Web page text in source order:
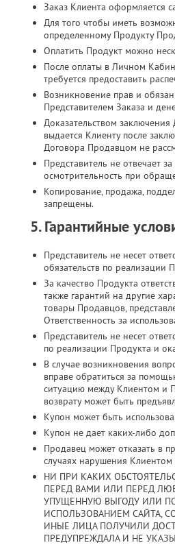
Заказ Клиента оформляется
Для того чтобы иметь
определенному Продукту
Оплатить Продукт можно
После оплаты в Личном
требуется предоставить
Возникновение прав и
Представителем Заказа и
Доказательством
выдается Клиенту после
Договора Продавцом не
Представитель не отвечает
осмотрительность при
Копирование, продажа,
запрещены.
5. Гарантийные
Представитель не несет
обязательств по
За качество Продукта
также гарантий на другие
товары Продавцов,
Ответственность за
Представитель не несет
по реализации Продукта и
В случае возникновения
вправе обратиться за
ситуацию между Клиентом и
возврату может быть
Купон может быть
Купон не дает каких-либо
Продавец может отказать в
случаях нарушения
НИ ПРИ КАКИХ
ПЕРЕД ВАМИ ИЛИ ПЕРЕД
УПУЩЕННУЮ ВЫГОДУ ИЛИ
ИСПОЛЬЗОВАНИЕМ САЙТА,
ИНЫЕ ЛИЦА ПОЛУЧИЛИ
ПРЕДУПРЕЖДАЛА И НЕ